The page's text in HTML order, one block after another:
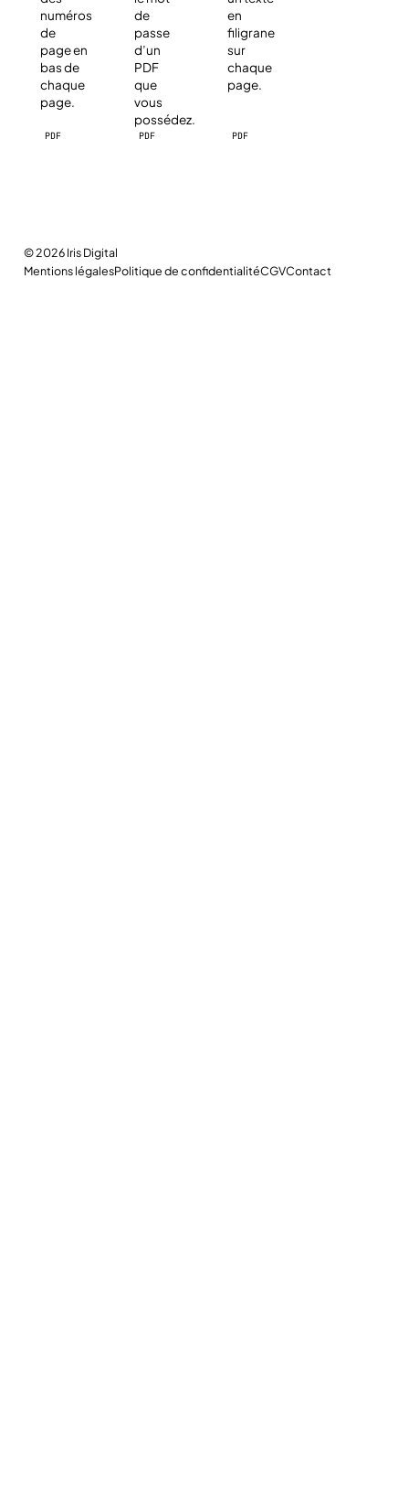
numéros
de
page en
bas de
chaque
page.
PDF
de
passe
d’un
PDF
que
vous
possédez.
PDF
en
filigrane
sur
chaque
page.
PDF
© 2026Iris Digital
Mentions légalesPolitique de confidentialitéCGVContact